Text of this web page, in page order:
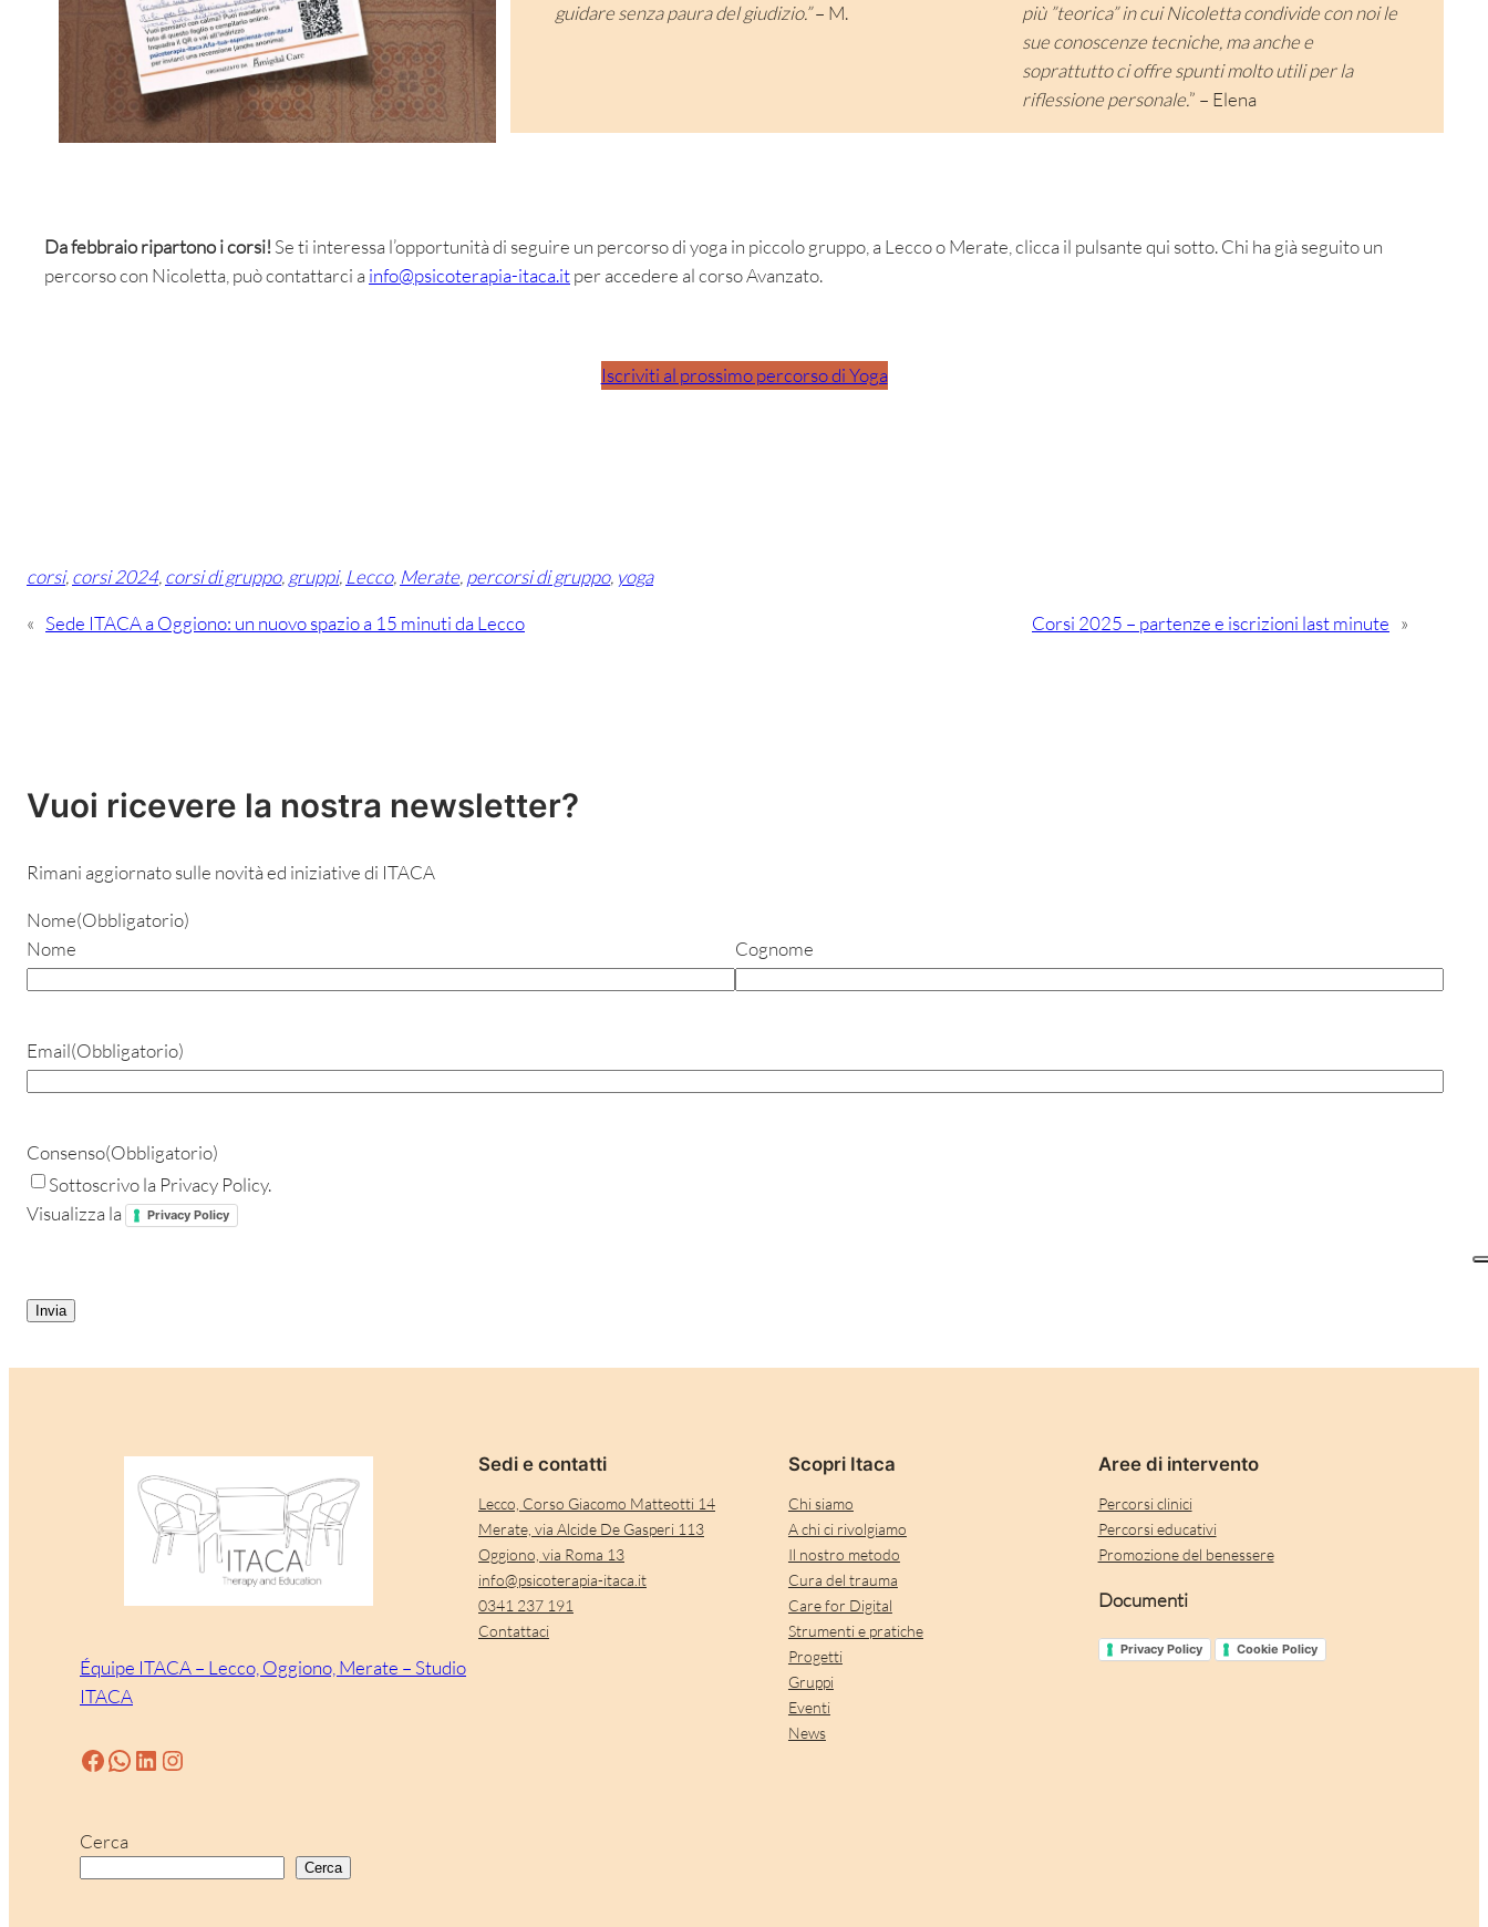
guidare senza paura del giudizio.”– M.
più ”teorica” in cui Nicoletta condivide con noi le
sue conoscenze tecniche, ma anche e
soprattutto ci offre spunti molto utili per la
riflessione personale.” – Elena
Da febbraio ripartono i corsi!Se ti interessa l’opportunità di seguire un percorso di yoga in piccolo gruppo, a Lecco o Merate, clicca il pulsante qui sotto. Chi ha già seguito un
percorso con Nicoletta, può contattarci a info@psicoterapia-itaca.itper accedere al corso Avanzato.
Iscriviti al prossimo percorso di Yoga
corsi, corsi 2024, corsi di gruppo, gruppi, Lecco, Merate, percorsi di gruppo, yoga
« Sede ITACA a Oggiono: un nuovo spazio a 15 minuti da Lecco Corsi 2025 – partenze e iscrizioni last minute »
Vuoi ricevere la nostra newsletter?
Rimani aggiornato sulle novità ed iniziative di ITACA
Nome(Obbligatorio)
Nome
Cognome
Email(Obbligatorio)
Consenso(Obbligatorio)
Sottoscrivo la Privacy Policy.
Visualizza la
Privacy Policy
Équipe ITACA – Lecco, Oggiono, Merate – Studio
ITACA
Facebook WhatsApp LinkedIn Instagram
Sedi e contatti
Lecco, Corso Giacomo Matteotti 14
Merate, via Alcide De Gasperi 113
Oggiono, via Roma 13
info@psicoterapia-itaca.it
0341 237 191
Contattaci
Scopri Itaca
Chi siamo
A chi ci rivolgiamo
Il nostro metodo
Cura del trauma
Care for Digital
Strumenti e pratiche
Progetti
Gruppi
Eventi
News
Aree di intervento
Percorsi clinici
Percorsi educativi
Promozione del benessere
Documenti
Privacy Policy Cookie Policy
Cerca
Cerca